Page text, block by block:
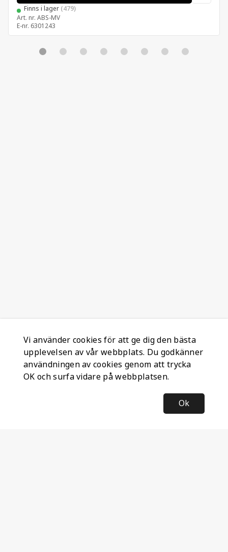
Finns i lager (479)
Art. nr. ABS-MV
E-nr. 6301243
Vi använder cookies för att ge dig den bästa
upplevelsen av vår webbplats. Du godkänner
användningen av cookies genom att trycka
OK och surfa vidare på webbplatsen.
Ok